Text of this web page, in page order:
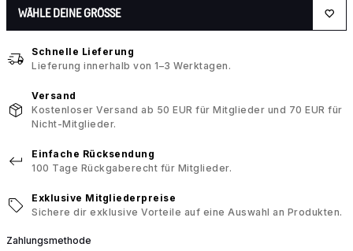
WÄHLE DEINE GRÖSSE
Schnelle Lieferung
Lieferung innerhalb von 1–3 Werktagen.
Versand
Kostenloser Versand ab 50 EUR für Mitglieder und 70 EUR für
Nicht-Mitglieder.
Einfache Rücksendung
100 Tage Rückgaberecht für Mitglieder.
Exklusive Mitgliederpreise
Sichere dir exklusive Vorteile auf eine Auswahl an Produkten.
Zahlungsmethode